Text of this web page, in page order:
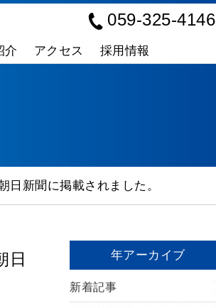
介 アクセス 採用情報
059-325-4146
新聞に掲載されました。
日
年アーカイブ
新着記事